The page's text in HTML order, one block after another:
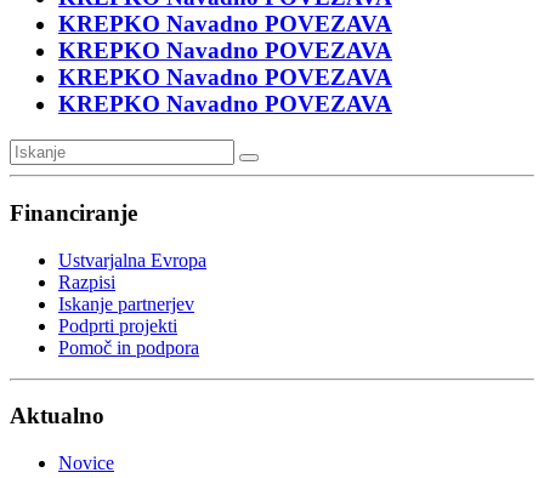
KREPKO Navadno POVEZAVA
KREPKO Navadno POVEZAVA
KREPKO Navadno POVEZAVA
KREPKO Navadno POVEZAVA
Financiranje
Ustvarjalna Evropa
Razpisi
Iskanje partnerjev
Podprti projekti
Pomoč in podpora
Aktualno
Novice